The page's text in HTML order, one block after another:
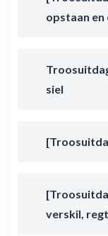
opstaan
siel
verskil,